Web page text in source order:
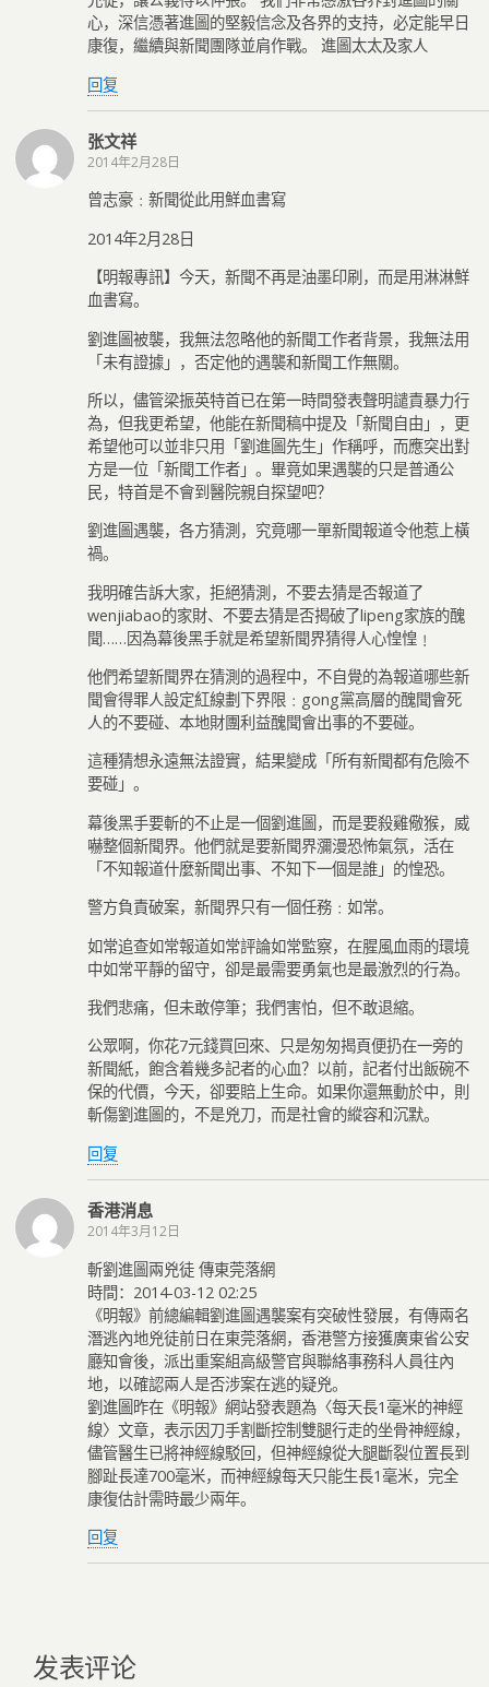
心，深信憑著進圖的堅毅信念及各界的支持，必定能早日
康復，繼續與新聞團隊並肩作戰。 進圖太太及家人
回复
张文祥
2014年2月28日
曾志豪﹕新聞從此用鮮血書寫
2014年2月28日
【明報專訊】今天，新聞不再是油墨印刷，而是用淋淋鮮
血書寫。
劉進圖被襲，我無法忽略他的新聞工作者背景，我無法用
「未有證據」，否定他的遇襲和新聞工作無關。
所以，儘管梁振英特首已在第一時間發表聲明譴責暴力行
為，但我更希望，他能在新聞稿中提及「新聞自由」，更
希望他可以並非只用「劉進圖先生」作稱呼，而應突出對
方是一位「新聞工作者」。畢竟如果遇襲的只是普通公
民，特首是不會到醫院親自探望吧？
劉進圖遇襲，各方猜測，究竟哪一單新聞報道令他惹上橫
禍。
我明確告訴大家，拒絕猜測，不要去猜是否報道了
wenjiabao的家財、不要去猜是否揭破了lipeng家族的醜
聞……因為幕後黑手就是希望新聞界猜得人心惶惶﹗
他們希望新聞界在猜測的過程中，不自覺的為報道哪些新
聞會得罪人設定紅線劃下界限﹕gong黨高層的醜聞會死
人的不要碰、本地財團利益醜聞會出事的不要碰。
這種猜想永遠無法證實，結果變成「所有新聞都有危險不
要碰」。
幕後黑手要斬的不止是一個劉進圖，而是要殺雞儆猴，威
嚇整個新聞界。他們就是要新聞界瀰漫恐怖氣氛，活在
「不知報道什麼新聞出事、不知下一個是誰」的惶恐。
警方負責破案，新聞界只有一個任務﹕如常。
如常追查如常報道如常評論如常監察，在腥風血雨的環境
中如常平靜的留守，卻是最需要勇氣也是最激烈的行為。
我們悲痛，但未敢停筆；我們害怕，但不敢退縮。
公眾啊，你花7元錢買回來、只是匆匆揭頁便扔在一旁的
新聞紙，飽含着幾多記者的心血？以前，記者付出飯碗不
保的代價，今天，卻要賠上生命。如果你還無動於中，則
斬傷劉進圖的，不是兇刀，而是社會的縱容和沉默。
回复
香港消息
2014年3月12日
斬劉進圖兩兇徒 傳東莞落網
時間：2014-03-12 02:25
《明報》前總編輯劉進圖遇襲案有突破性發展，有傳兩名
潛逃內地兇徒前日在東莞落網，香港警方接獲廣東省公安
廳知會後，派出重案組高級警官與聯絡事務科人員往內
地，以確認兩人是否涉案在逃的疑兇。
劉進圖昨在《明報》網站發表題為〈每天長1毫米的神經
線〉文章，表示因刀手割斷控制雙腿行走的坐骨神經線，
儘管醫生已將神經線駁回，但神經線從大腿斷裂位置長到
腳趾長達700毫米，而神經線每天只能生長1毫米，完全
康復估計需時最少兩年。
回复
发表评论